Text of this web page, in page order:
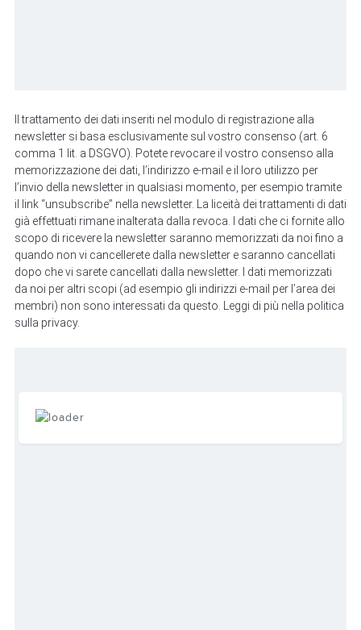
Il trattamento dei dati inseriti nel modulo di registrazione alla
newsletter si basa esclusivamente sul vostro consenso (art. 6
comma 1 lit. a DSGVO). Potete revocare il vostro consenso alla
memorizzazione dei dati, l’indirizzo e-mail e il loro utilizzo per
l’invio della newsletter in qualsiasi momento, per esempio tramite
il link “unsubscribe” nella newsletter. La liceità dei trattamenti di dati
già effettuati rimane inalterata dalla revoca. I dati che ci fornite allo
scopo di ricevere la newsletter saranno memorizzati da noi fino a
quando non vi cancellerete dalla newsletter e saranno cancellati
dopo che vi sarete cancellati dalla newsletter. I dati memorizzati
da noi per altri scopi (ad esempio gli indirizzi e-mail per l’area dei
membri) non sono interessati da questo. Leggi di più nella politica
sulla privacy.